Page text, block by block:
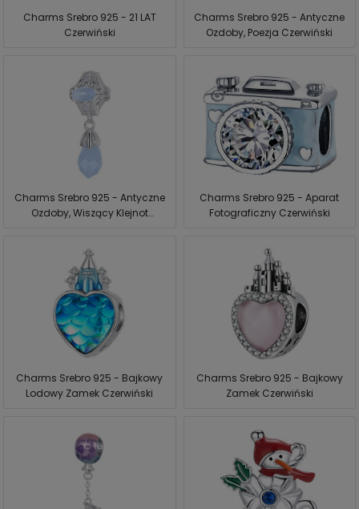
Charms Srebro 925 - 21 LAT
Czerwiński
Charms Srebro 925 - Antyczne
Ozdoby, Poezja Czerwiński
Charms Srebro 925 - Antyczne
Ozdoby, Wiszący Klejnot
Charms Srebro 925 - Aparat
Fotograficzny Czerwiński
Charms Srebro 925 - Bajkowy
Lodowy Zamek Czerwiński
Charms Srebro 925 - Bajkowy
Zamek Czerwiński